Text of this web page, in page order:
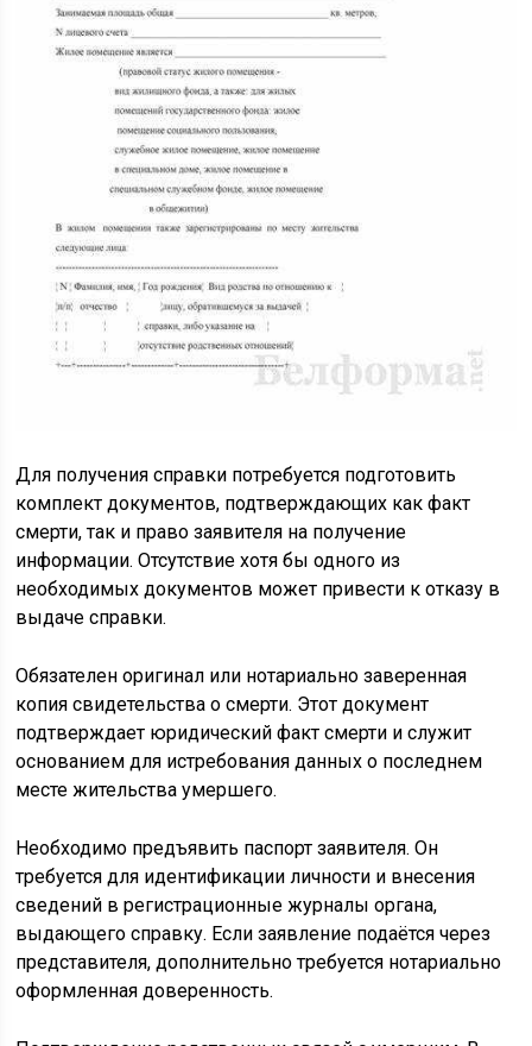
Для получения справки потребуется подготовить
комплект документов, подтверждающих как факт
смерти, так и право заявителя на получение
информации. Отсутствие хотя бы одного из
необходимых документов может привести к отказу в
выдаче справки.
Обязателен оригинал или нотариально заверенная
копия свидетельства о смерти. Этот документ
подтверждает юридический факт смерти и служит
основанием для истребования данных о последнем
месте жительства умершего.
Необходимо предъявить паспорт заявителя. Он
требуется для идентификации личности и внесения
сведений в регистрационные журналы органа,
выдающего справку. Если заявление подаётся через
представителя, дополнительно требуется нотариально
оформленная доверенность.